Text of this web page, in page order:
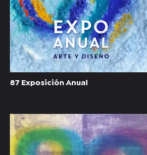
87 Exposición Anual